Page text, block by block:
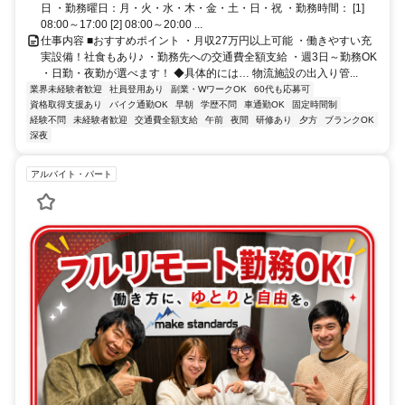
帰も可！＊柏支社（「南柏駅」西口より徒歩1分程度）
日 ・勤務曜日：月・火・水・木・金・土・日・祝 ・勤務時間： [1]
08:00～17:00 [2] 08:00～20:00 ...
仕事内容 ■おすすめポイント ・月収27万円以上可能 ・働きやすい充
実設備！社食もあり♪ ・勤務先への交通費全額支給 ・週3日～勤務OK
・日勤・夜勤が選べます！ ◆具体的には… 物流施設の出入り管...
業界未経験者歓迎 社員登用あり 副業・WワークOK
60代も応募可
資格取得支援あり
バイク通勤OK 早朝 学歴不問 車通勤OK
固定時間制
経験不問
未経験者歓迎 交通費全額支給 午前 夜間 研修あり 夕方
ブランクOK
深夜
アルバイト・パート